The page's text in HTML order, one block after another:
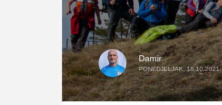
Damir
PONEDJELJAK, 18.10.2021.